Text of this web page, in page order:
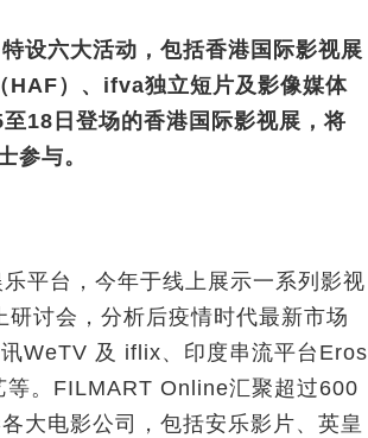
设六大活动，包括香港国际影视展
HAF）、ifva独立短片及影像媒体
18日登场的香港国际影视展，将
参与。
平台，今年于线上展示一系列影视
讨会，分析后疫情时代最新市场
WeTV 及 iflix、印度串流平台Eros
。FILMART Online汇聚超过600
大电影公司，包括安乐影片、英皇